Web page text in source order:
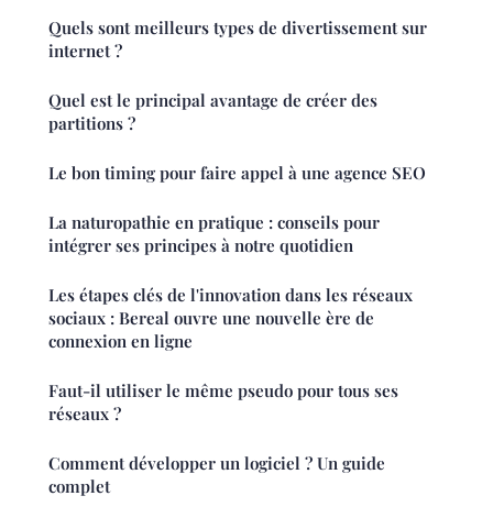
Quels sont meilleurs types de divertissement sur
internet ?
Quel est le principal avantage de créer des
partitions ?
Le bon timing pour faire appel à une agence SEO
La naturopathie en pratique : conseils pour
intégrer ses principes à notre quotidien
Les étapes clés de l'innovation dans les réseaux
sociaux : Bereal ouvre une nouvelle ère de
connexion en ligne
Faut-il utiliser le même pseudo pour tous ses
réseaux ?
Comment développer un logiciel ? Un guide
complet